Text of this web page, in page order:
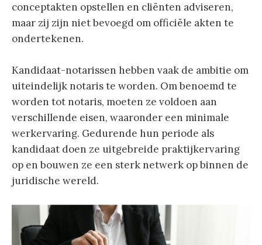
conceptakten opstellen en cliënten adviseren,
maar zij zijn niet bevoegd om officiële akten te
ondertekenen.
Kandidaat-notarissen hebben vaak de ambitie om
uiteindelijk notaris te worden. Om benoemd te
worden tot notaris, moeten ze voldoen aan
verschillende eisen, waaronder een minimale
werkervaring. Gedurende hun periode als
kandidaat doen ze uitgebreide praktijkervaring
op en bouwen ze een sterk netwerk op binnen de
juridische wereld.